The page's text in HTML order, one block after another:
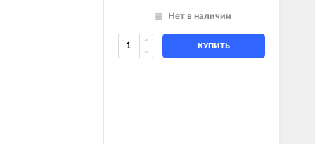
Нет в наличии
КУПИТЬ